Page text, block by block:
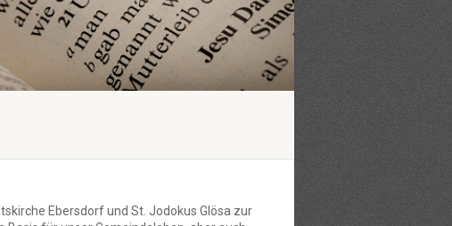
Ebersdorf und St. Jodokus Glösa zur